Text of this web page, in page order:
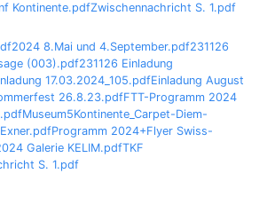
Kontinente.pdfZwischennachricht S. 1.pdf
2024 8.Mai und 4.September.pdf231126
(003).pdf231126 Einladung
17.03.2024_105.pdfEinladung August
26.8.23.pdfFTT-Programm 2024
Museum5Kontinente_Carpet-Diem-
Programm 2024+Flyer Swiss-
Galerie KELIM.pdfTKF
S. 1.pdf